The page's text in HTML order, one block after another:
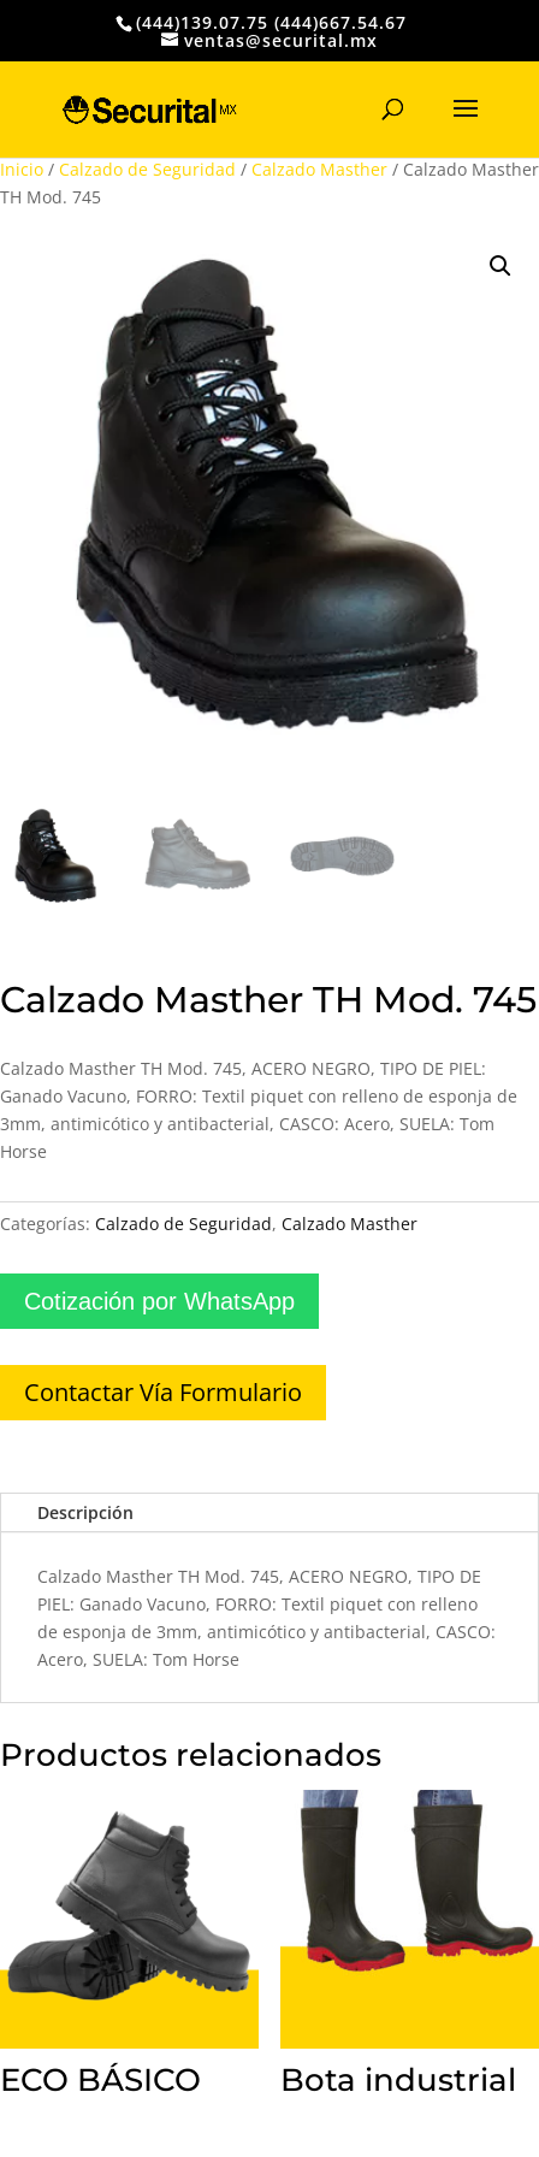
(444)139.07.75 (444)667.54.67
ventas@securital.mx
productos
Inicio / Calzado de Seguridad / Calzado Masther / Calzado Masther
TH Mod. 745
Calzado Masther TH Mod. 745
Calzado Masther TH Mod. 745, ACERO NEGRO, TIPO DE PIEL:
Ganado Vacuno, FORRO: Textil piquet con relleno de esponja de
3mm, antimicótico y antibacterial, CASCO: Acero, SUELA: Tom
Horse
Categorías: Calzado de Seguridad, Calzado Masther
Cotización por WhatsApp
Contactar Vía Formulario
Descripción
Calzado Masther TH Mod. 745, ACERO NEGRO, TIPO DE
PIEL: Ganado Vacuno, FORRO: Textil piquet con relleno
de esponja de 3mm, antimicótico y antibacterial, CASCO:
Acero, SUELA: Tom Horse
Productos relacionados
ECO BÁSICO Bota industrial